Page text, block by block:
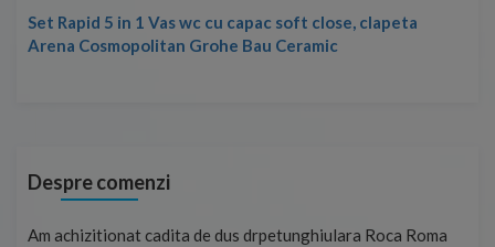
Set Rapid 5 in 1 Vas wc cu capac soft close, clapeta
Arena Cosmopolitan Grohe Bau Ceramic
Despre comenzi
Am achizitionat cadita de dus drpetunghiulara Roca Roma